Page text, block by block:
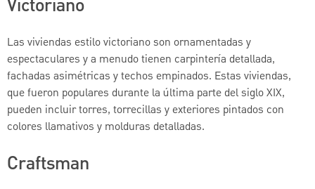
Las viviendas estilo victoriano son ornamentadas y
espectaculares y a menudo tienen carpintería detallada,
fachadas asimétricas y techos empinados. Estas viviendas,
que fueron populares durante la última parte del siglo XIX,
pueden incluir torres, torrecillas y exteriores pintados con
colores llamativos y molduras detalladas.
Craftsman